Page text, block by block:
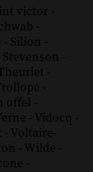
victor -
-
- Silion -
Stevenson -
-
-
offel -
- Vidocq -
- Voltaire-
- Wilde -
-